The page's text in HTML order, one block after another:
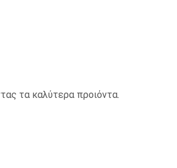
τα καλύτερα προιόντα.